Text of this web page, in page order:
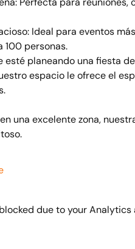
Ideal para eventos
100 personas.
esté planeando una fiesta
espacio le ofrece el
una excelente zona,
due to your